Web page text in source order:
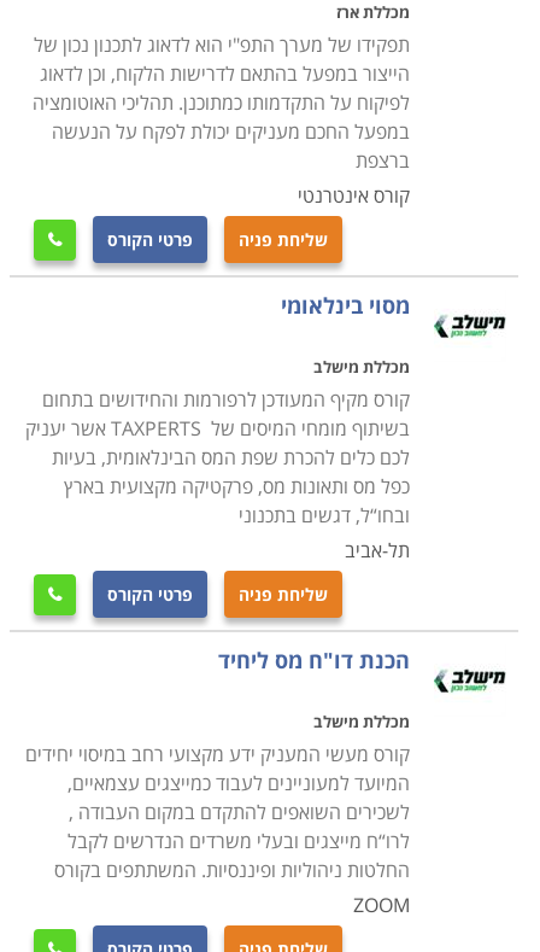
מכללת ארז
תפקידו של מערך התפ"י הוא לדאוג לתכנון נכון של
הייצור במפעל בהתאם לדרישות הלקוח, וכן לדאוג
לפיקוח על התקדמותו כמתוכנן. תהליכי האוטומציה
במפעל החכם מעניקים יכולת לפקח על הנעשה
ברצפת
קורס אינטרנטי
שליחת פניה פרטי הקורס 
מסוי בינלאומי
מכללת מישלב
קורס מקיף המעודכן לרפורמות והחידושים בתחום
בשיתוף מומחי המיסים של TAXPERTS אשר יעניק
לכם כלים להכרת שפת המס הבינלאומית, בעיות
כפל מס ותאונות מס, פרקטיקה מקצועית בארץ
ובחו“ל, דגשים בתכנוני
תל-אביב
שליחת פניה פרטי הקורס 
הכנת דו"ח מס ליחיד
מכללת מישלב
קורס מעשי המעניק ידע מקצועי רחב במיסוי יחידים
המיועד למעוניינים לעבוד כמייצגים עצמאיים,
לשכירים השואפים להתקדם במקום העבודה ,
לרו“ח מייצגים ובעלי משרדים הנדרשים לקבל
החלטות ניהוליות ופיננסיות. המשתתפים בקורס
ZOOM